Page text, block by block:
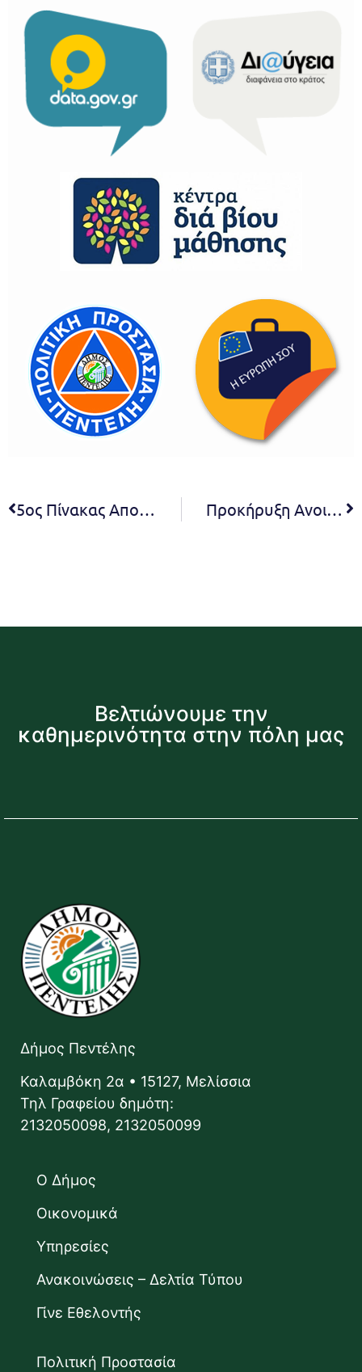
5ος Πίνακας Αποφάσεων Ε.Ε. 2022 Προκήρυξη Ανοικτού ηλεκτρονικού δημοσίου διαγωνισμού άνω των ορίων για την «ΕΝΙΣΧΥΣΗ ΤΗΣ ΜΙΚΡΟΚΙΝΗΤΙΚΟΤΗΤΑΣ ΣΤΟ ΔΗΜΟ ΠΕΝΤΕΛΗΣ»
Βελτιώνουμε την
καθημερινότητα στην πόλη μας
Δήμος Πεντέλης
Καλαμβόκη 2α • 15127, Μελίσσια
Τηλ Γραφείου δημότη:
2132050098, 2132050099
Ο Δήμος
Οικονομικά
Υπηρεσίες
Ανακοινώσεις – Δελτία Τύπου
Γίνε Εθελοντής
Πολιτική Προστασία